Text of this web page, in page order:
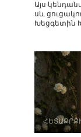
Այս
սև
Խեցգետին